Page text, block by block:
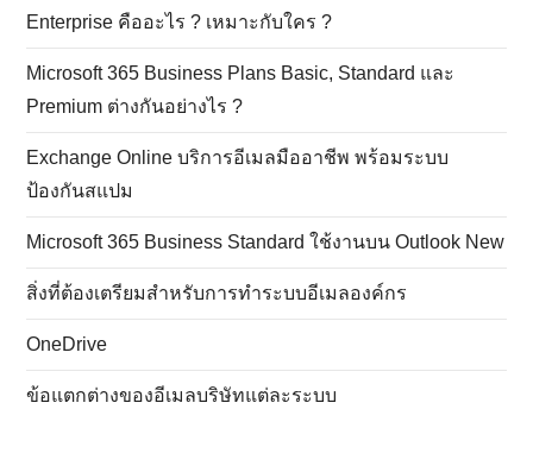
Enterprise คืออะไร ? เหมาะกับใคร ?
Microsoft 365 Business Plans Basic, Standard และ
Premium ต่างกันอย่างไร ?
Exchange Online บริการอีเมลมืออาชีพ พร้อมระบบ
ป้องกันสแปม
Microsoft 365 Business Standard ใช้งานบน Outlook New
สิ่งที่ต้องเตรียมสำหรับการทำระบบอีเมลองค์กร
OneDrive
ข้อแตกต่างของอีเมลบริษัทแต่ละระบบ